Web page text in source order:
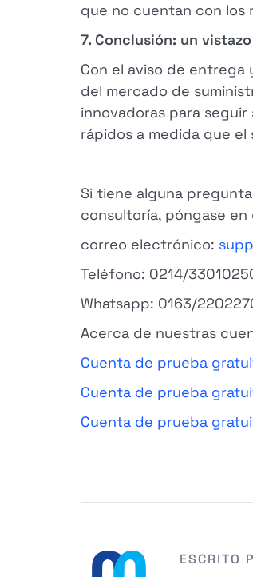
que no cuentan con los
7. Conclusión: un
Con el aviso de entrega
del mercado de
innovadoras para
rápidos a medida que
Si tiene alguna
consultoría, póngase
correo electrónico:
Teléfono: 0214/
Whatsapp: 0163/
Acerca de nuestras
Cuenta de prueba
Cuenta de prueba
Cuenta de prueba
ESCRITO